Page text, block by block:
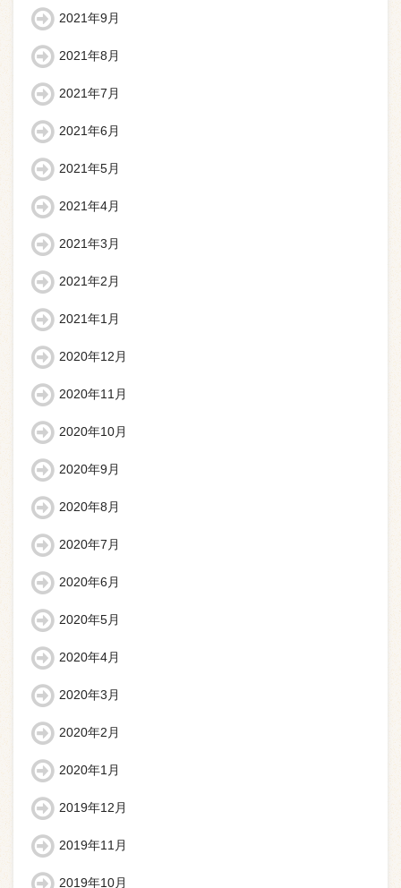
2021年9月
2021年8月
2021年7月
2021年6月
2021年5月
2021年4月
2021年3月
2021年2月
2021年1月
2020年12月
2020年11月
2020年10月
2020年9月
2020年8月
2020年7月
2020年6月
2020年5月
2020年4月
2020年3月
2020年2月
2020年1月
2019年12月
2019年11月
2019年10月